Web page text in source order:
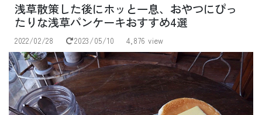
浅草散策した後にホッと一息、おやつにぴっ
たりな浅草パンケーキおすすめ4選
2022/02/28 2023/05/10 4,876 view